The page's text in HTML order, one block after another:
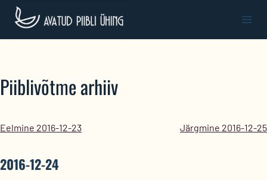
Skip
content
Piiblivõtme arhiiv
Eelmine 2016-12-23 Järgmine 2016-12-25
2016-12-24